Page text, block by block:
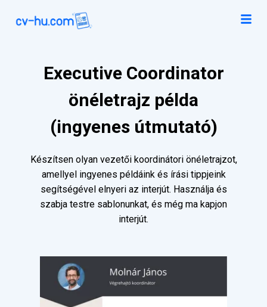
Executive Coordinator
önéletrajz példa
(ingyenes útmutató)
Készítsen olyan vezetői koordinátori önéletrajzot,
amellyel ingyenes példáink és írási tippjeink
segítségével elnyeri az interjút. Használja és
szabja testre sablonunkat, és még ma kapjon
interjút.